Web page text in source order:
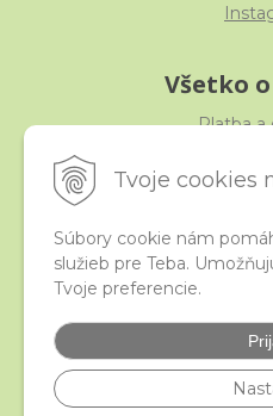
Tvoje cookies
Súbory cookie nám
služieb pre Teba.
Tvoje preferencie.
Všetko
Platba a
Obchodné